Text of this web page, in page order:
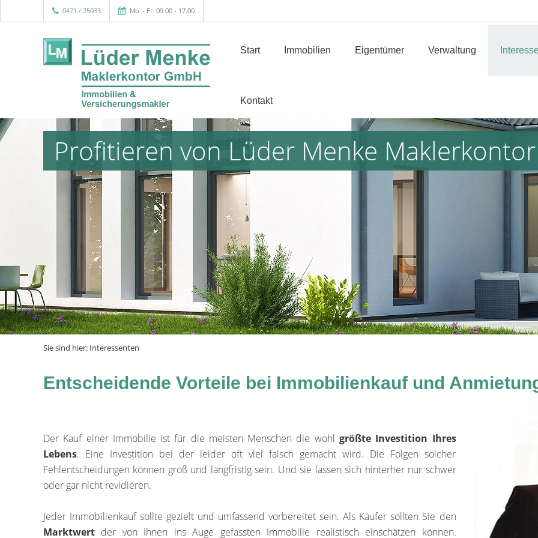
0471 / 25033 Mo. - Fr. 09.00 - 17.00
Start Immobilien Eigentümer Verwaltung
Kontakt
Profitieren von Lüder Menke
Sie sind hier: Interessenten
Entscheidende Vorteile bei Immobilienkauf und
Der Kauf einer Immobilie ist für die meisten Menschen die wohl größte Investition Ihres
Lebens. Eine Investition bei der leider oft viel falsch gemacht wird. Die Folgen solcher
Fehlentscheidungen können groß und langfristig sein. Und sie lassen sich hinterher nur schwer
oder gar nicht revidieren.
Jeder Immobilienkauf sollte gezielt und umfassend vorbereitet sein. Als Käufer sollten Sie den
Marktwert der von Ihnen ins Auge gefassten Immobilie realistisch einschätzen können.